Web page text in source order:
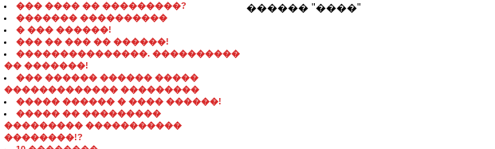
��� ���� �� ���������?
������� ����������
� ��� ������!
��� �� ��� �� ������!
���������������. ����������
�� �������!
��� ������ ������ �����
������������� ���������
����� ������ � ���� ������!
����� �� ���������
��������� �����������
��������!?
������ "����"